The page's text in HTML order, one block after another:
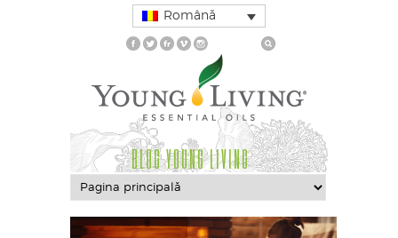
Română
BLOG YOUNG LIVING